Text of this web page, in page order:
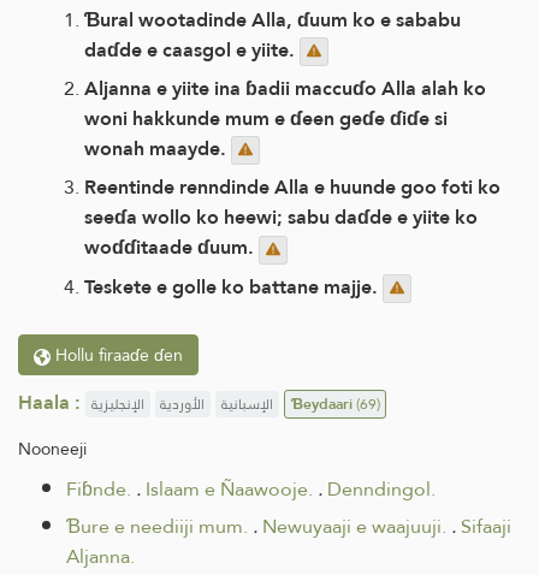
Ɓural wootadinde Alla, ɗuum ko e sababu
daɗde e caasgol e yiite.
Aljanna e yiite ina ɓadii maccuɗo Alla alah ko
woni hakkunde mum e ɗeen geɗe ɗiɗe si
wonah maayde.
Reentinde renndinde Alla e huunde goo foti ko
seeɗa wollo ko heewi; sabu daɗde e yiite ko
woɗɗitaade ɗuum.
Teskete e golle ko battane majje.
Hollu firaaɗe ɗen
Haala : الإنجليزية الأوردية الإسبانية Ɓeydaari(69)
Nooneeji
Fiɓnde. .Islaam e Ñaawooje. .Denndingol.
Ɓure e neediiji mum. .Newuyaaji e waajuuji. .Sifaaji
Aljanna.